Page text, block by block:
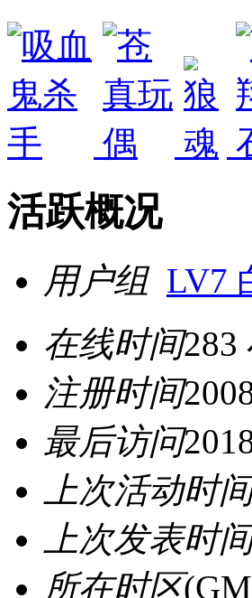
活跃概况
用户组 LV7
在线时间283
注册时间
最后访问
上次活动时
上次发表时
所在时区